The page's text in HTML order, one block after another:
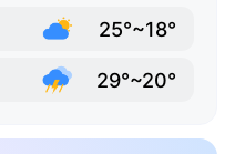
25°~18°
29°~20°